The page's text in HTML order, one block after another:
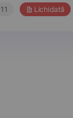
Lichidată